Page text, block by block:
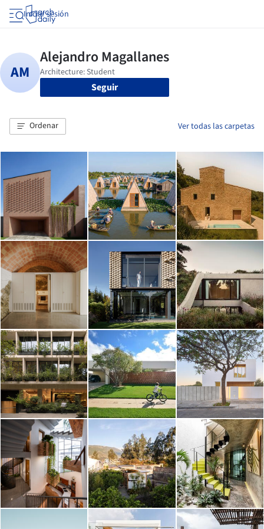
Iniciar sesión
Seguir
Ordenar Ver todas las carpetas